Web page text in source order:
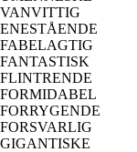
VANVITTIG
ENESTÅENDE
FABELAGTIG
FANTASTISK
FLINTRENDE
FORMIDABEL
FORRYGENDE
FORSVARLIG
GIGANTISKE